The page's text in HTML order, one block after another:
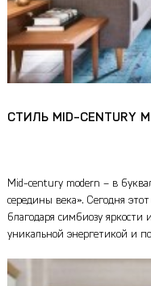
СТИЛЬ MID-CENTURY
Mid-century modern – в
середины века». Сегодня
благодаря симбиозу
уникальной энергетикой и